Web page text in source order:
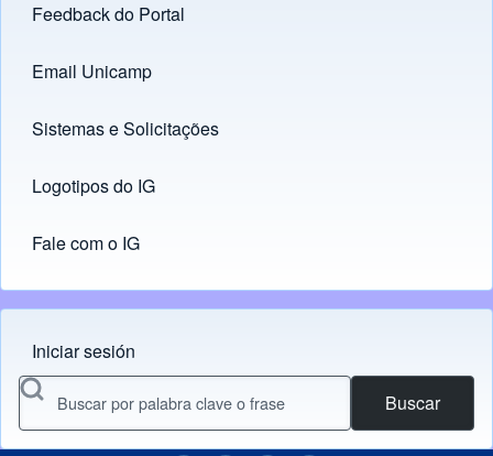
Footer menu
Feedback do Portal
Links
Email Unicamp
(opens in new tab)
Sistemas e Solicitações
(opens in new tab)
Logotipos do IG
(opens in new tab)
Fale com o IG
Menu do usuário
Iniciar sesión
Buscar